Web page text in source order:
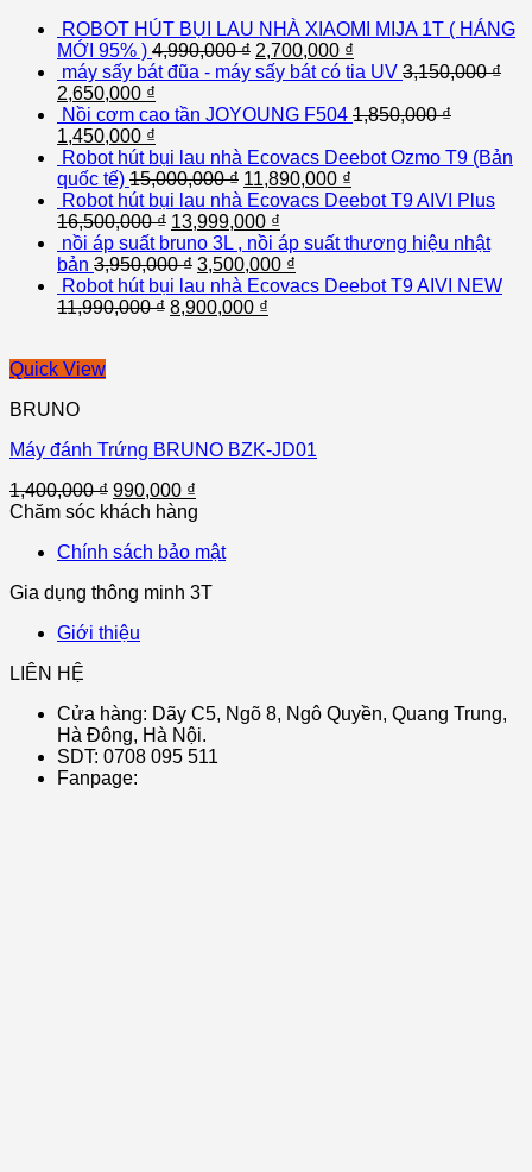
ROBOT HÚT BỤI LAU NHÀ XIAOMI MIJA 1T ( HÁNG
MỚI 95% ) 4,990,000₫ 2,700,000 ₫
máy sấy bát đũa - máy sấy bát có tia UV 3,150,000₫
2,650,000 ₫
Nồi cơm cao tần JOYOUNG F504 1,850,000₫
1,450,000 ₫
Robot hút bụi lau nhà Ecovacs Deebot Ozmo T9 (Bản
quốc tế) 15,000,000₫ 11,890,000 ₫
Robot hút bụi lau nhà Ecovacs Deebot T9 AIVI Plus
16,500,000₫ 13,999,000 ₫
nồi áp suất bruno 3L , nồi áp suất thương hiệu nhật
bản 3,950,000₫ 3,500,000 ₫
Robot hút bụi lau nhà Ecovacs Deebot T9 AIVI NEW
11,990,000₫ 8,900,000 ₫
Quick View
BRUNO
Máy đánh Trứng BRUNO BZK-JD01
1,400,000₫ 990,000 ₫
Chăm sóc khách hàng
Chính sách bảo mật
Gia dụng thông minh 3T
Giới thiệu
LIÊN HỆ
Cửa hàng: Dãy C5, Ngõ 8, Ngô Quyền, Quang Trung,
Hà Đông, Hà Nội.
SDT: 0708 095 511
Fanpage: